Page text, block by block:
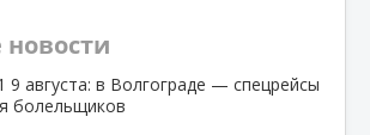
9 августа: в Волгограде — спецрейсы
болельщиков